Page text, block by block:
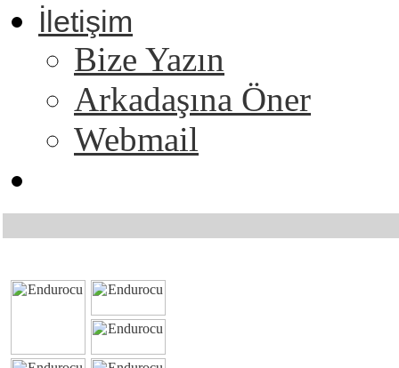
İletişim
Bize Yazın
Arkadaşına Öner
Webmail